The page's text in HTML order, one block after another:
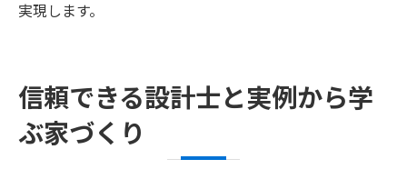
実現します。
信頼できる設計士と実例から学
ぶ家づくり